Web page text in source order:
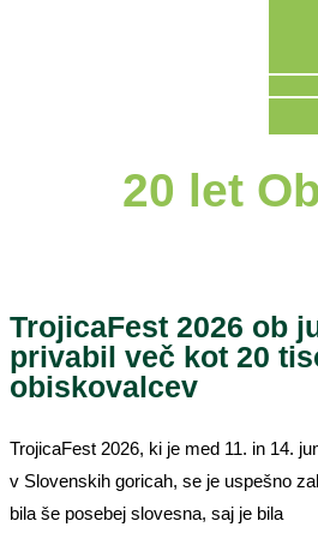
20 let
TrojicaFest 2026 ob
privabil več kot 20
obiskovalcev
TrojicaFest 2026, ki je med 11. in 14.
v Slovenskih goricah, se je uspešno
bila še posebej slovesna, saj je bila